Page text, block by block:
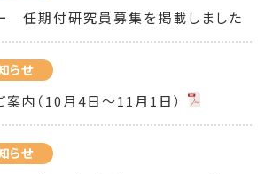
任期付研究員募集を掲載しました
らせ
案内（10月4日〜11月1日）
らせ